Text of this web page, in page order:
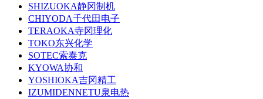
SHIZUOKA静冈制机
CHIYODA千代田电子
TERAOKA寺冈理化
TOKO东兴化学
SOTEC索泰克
KYOWA协和
YOSHIOKA吉冈精工
IZUMIDENNETU泉电热